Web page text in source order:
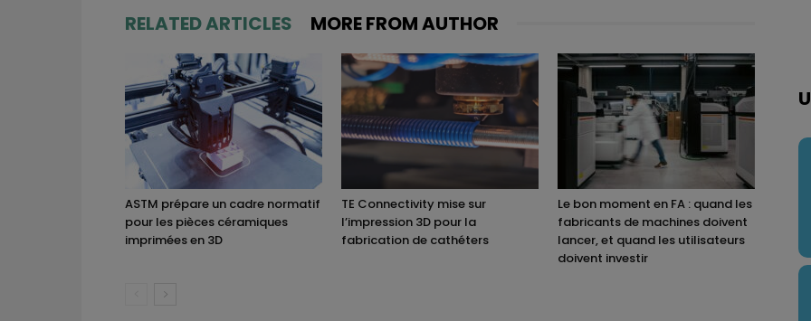
RELATED ARTICLES MORE FROM AUTHOR
ASTM prépare un cadre normatif
pour les pièces céramiques
imprimées en 3D
TE Connectivity mise sur
l’impression 3D pour la
fabrication de cathéters
Le bon moment en FA : quand les
fabricants de machines doivent
lancer, et quand les utilisateurs
doivent investir